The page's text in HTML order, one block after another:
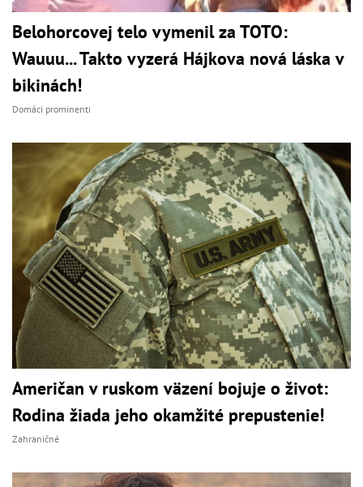
Belohorcovej telo vymenil za TOTO:
Wauuu... Takto vyzerá Hájkova nová láska v
bikinách!
Domáci prominenti
Američan v ruskom väzení bojuje o život:
Rodina žiada jeho okamžité prepustenie!
Zahraničné